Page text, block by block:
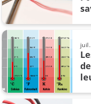
Thermocouple
Transmitter
Zone ATEX
excellence
la mesure